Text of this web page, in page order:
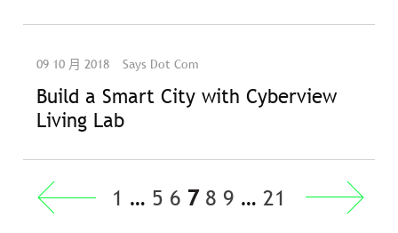
09 10 月 2018 Says Dot Com
Build a Smart City with Cyberview
Living Lab
« 上一页 1 … 5 6 7 8 9 … 21 下一页 »